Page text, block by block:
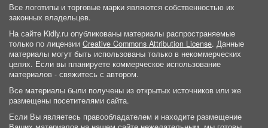
Все логотипы и торговые марки являются собственностью их
законных владельцев.
На сайте Kidly.ru опубликованы материалы распространяемые
только по лицензии Creative Commons Attribution License. Данные
материалы могут быть использованы только в некоммерческих
целях. Если вы планируете коммерческое использование
материалов - свяжитесь с автором.
Все материалы были получены из открытых источников или же
размещены посетителями сайта.
Если Вы являетесь правообладателем и находите размещение